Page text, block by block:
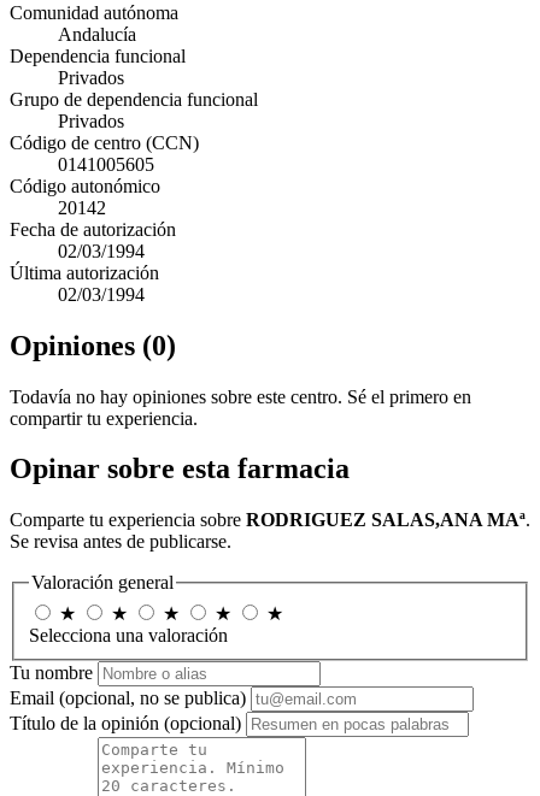
Comunidad autónoma
Andalucía
Dependencia funcional
Privados
Grupo de dependencia funcional
Privados
Código de centro (CCN)
0141005605
Código autonómico
20142
Fecha de autorización
02/03/1994
Última autorización
02/03/1994
Opiniones (0)
Todavía no hay opiniones sobre este centro. Sé el primero en
compartir tu experiencia.
Opinar sobre esta farmacia
Comparte tu experiencia sobre RODRIGUEZ SALAS,ANA MAª.
Se revisa antes de publicarse.
Valoración general
★
★ ★ ★
★
Selecciona una valoración
Tu nombre
Email (opcional, no se publica)
Título de la opinión (opcional)